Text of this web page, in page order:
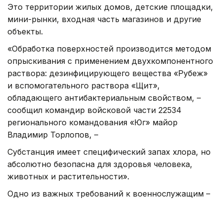
Это территории жилых домов, детские площадки,
мини-рынки, входная часть магазинов и другие
объекты.
«Обработка поверхностей производится методом
опрыскивания с применением двухкомпонентного
раствора: дезинфицирующего вещества «Рубеж»
и вспомогательного раствора «Щит»,
обладающего антибактериальным свойством, –
сообщил командир войсковой части 22534
регионального командования «Юг» майор
Владимир Торлопов, –
Субстанция имеет специфический запах хлора, но
абсолютно безопасна для здоровья человека,
животных и растительности».
Одно из важных требований к военнослужащим –